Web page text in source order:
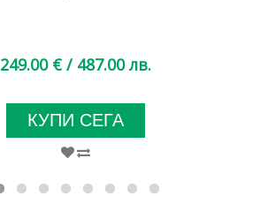
249.00 € / 487.00 лв.
КУПИ СЕГА